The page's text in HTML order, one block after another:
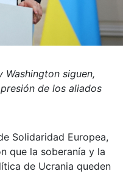
Washington siguen,
de los aliados
Solidaridad Europea,
que la soberanía y la
de Ucrania queden